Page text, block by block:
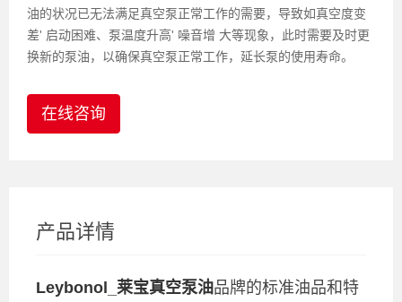
油的状况已无法满足真空泵正常工作的需要，导致如真空度变
差' 启动困难、泵温度升高' 噪音增 大等现象，此时需要及时更
换新的泵油，以确保真空泵正常工作，延长泵的使用寿命。
在线咨询
产品详情
Leybonol_莱宝真空泵油品牌的标准油品和特